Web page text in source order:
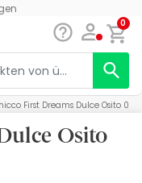
0
First Dreams Dulce Osito
Osito